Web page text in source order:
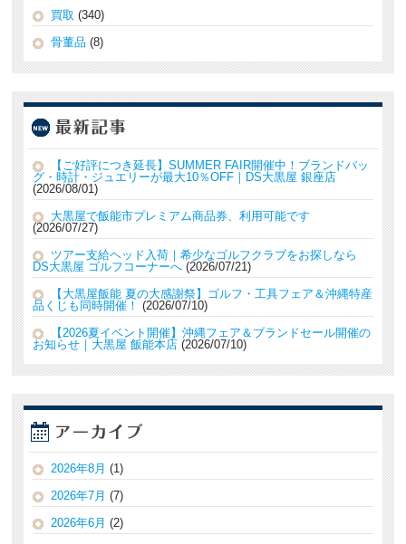
買取 (340)
骨董品 (8)
【ご好評につき延長】SUMMER FAIR開催中！ブランドバッ
グ・時計・ジュエリーが最大10％OFF｜DS大黒屋 銀座店
2026/08/01
大黒屋で飯能市プレミアム商品券、利用可能です
2026/07/27
ツアー支給ヘッド入荷｜希少なゴルフクラブをお探しなら
DS大黒屋 ゴルフコーナーへ 2026/07/21
【大黒屋飯能 夏の大感謝祭】ゴルフ・工具フェア＆沖縄特産
品くじも同時開催！
2026/07/10
【2026夏イベント開催】沖縄フェア＆ブランドセール開催の
お知らせ｜大黒屋 飯能本店 2026/07/10
2026年8月 (1)
2026年7月 (7)
2026年6月 (2)